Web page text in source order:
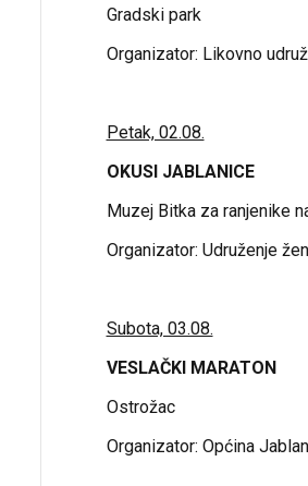
Gradski park
Organizator: Likovno
Petak, 02.08.
OKUSI JABLANICE
Muzej Bitka za ranjenike
Organizator: Udruženje
Subota, 03.08.
VESLAČKI MARATON
Ostrožac
Organizator: Općina